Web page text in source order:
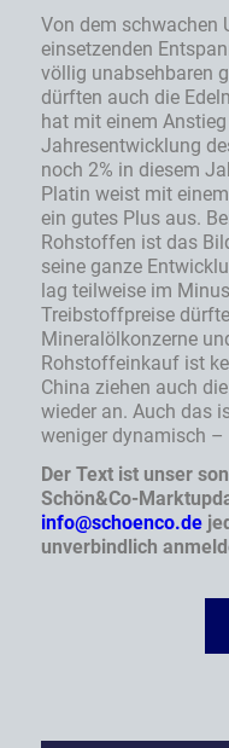
Von dem schwachen
einsetzenden
völlig unabsehbaren
dürften auch die
hat mit einem
Jahresentwicklung
noch 2% in diesem
Platin weist mit
ein gutes Plus aus.
Rohstoffen ist das
seine ganze
lag teilweise im
Treibstoffpreise
Mineralölkonzerne
Rohstoffeinkauf ist
China ziehen auch
wieder an. Auch das
weniger dynamisch
Der Text ist unser
Schön&Co-
info@schoenco.de
unverbindlich